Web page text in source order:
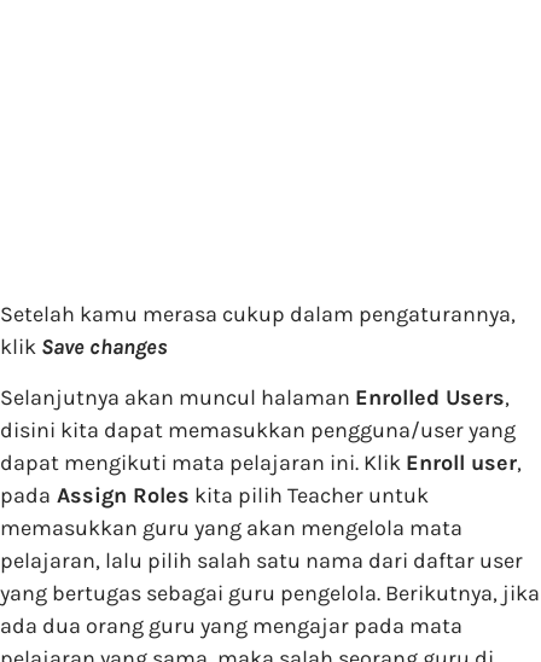
Setelah kamu merasa cukup dalam pengaturannya,
klik Save changes
Selanjutnya akan muncul halaman Enrolled Users,
disini kita dapat memasukkan pengguna/user yang
dapat mengikuti mata pelajaran ini. Klik Enroll user,
pada Assign Roles kita pilih Teacher untuk
memasukkan guru yang akan mengelola mata
pelajaran, lalu pilih salah satu nama dari daftar user
yang bertugas sebagai guru pengelola. Berikutnya, jika
ada dua orang guru yang mengajar pada mata